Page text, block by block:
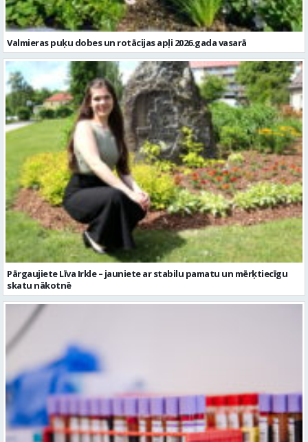
Valmieras puķu dobes un rotācijas apļi 2026.gada vasarā
Pārgaujiete Līva Irkle – jauniete ar stabilu pamatu un mērķtiecīgu
skatu nākotnē